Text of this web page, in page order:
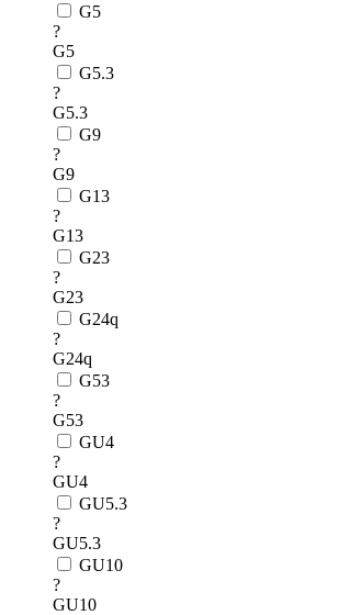
G5
?
G5
G5.3
?
G5.3
G9
?
G9
G13
?
G13
G23
?
G23
G24q
?
G24q
G53
?
G53
GU4
?
GU4
GU5.3
?
GU5.3
GU10
?
GU10